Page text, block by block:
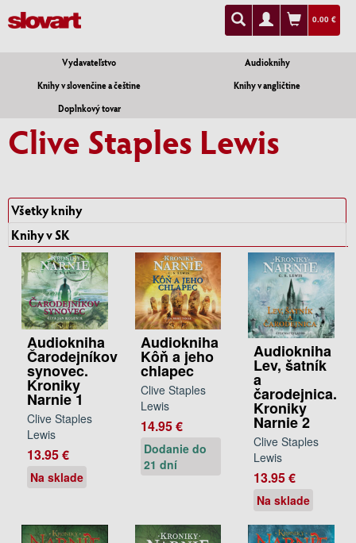
0.00 €
Vydavateľstvo
Audioknihy
Knihy v slovenčine a češtine
Knihy v angličtine
Doplnkový tovar
Clive Staples Lewis
Všetky knihy
Knihy v SK
Audiokniha
Čarodejníkov
synovec.
Kroniky
Narnie 1
Clive Staples
Lewis
13.95 €
Na sklade
Audiokniha
Kôň a jeho
chlapec
Clive Staples
Lewis
14.95 €
Dodanie do
21 dní
Audiokniha
Lev, šatník
a
čarodejnica.
Kroniky
Narnie 2
Clive Staples
Lewis
13.95 €
Na sklade